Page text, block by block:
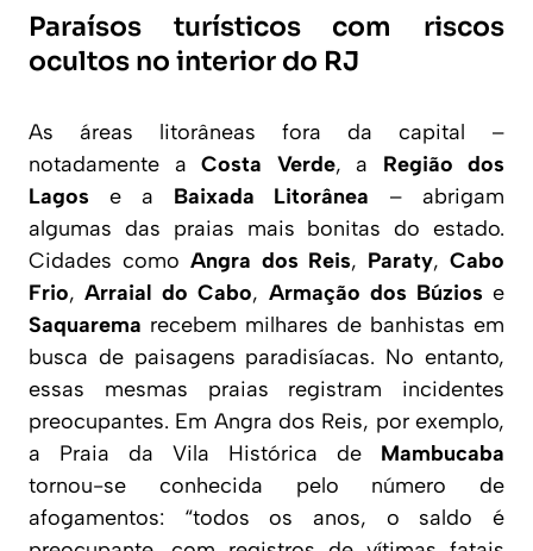
Paraísos turísticos com riscos
ocultos no interior do RJ
As áreas litorâneas fora da capital –
notadamente a Costa Verde, a Região dos
Lagos e a Baixada Litorânea – abrigam
algumas das praias mais bonitas do estado.
Cidades como Angra dos Reis, Paraty,Cabo
Frio,Arraial do Cabo, Armação dos Búzios e
Saquarema recebem milhares de banhistas em
busca de paisagens paradisíacas. No entanto,
essas mesmas praias registram incidentes
preocupantes. Em Angra dos Reis, por exemplo,
a Praia da Vila Histórica de Mambucaba
tornou-se conhecida pelo número de
afogamentos: “todos os anos, o saldo é